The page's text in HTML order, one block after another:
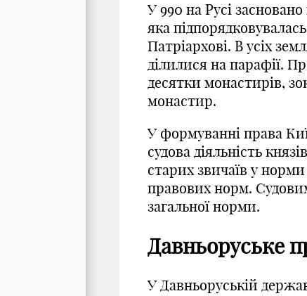
У 990 на Русі
яка
Патріархові. В усіх
ділилися на парафії.
десятки монастирів,
монастир.
У формуванні права
судова діяльність
старих звичаїв у
правових норм.
загальної норми.
Давньоруське
У Давньоруській